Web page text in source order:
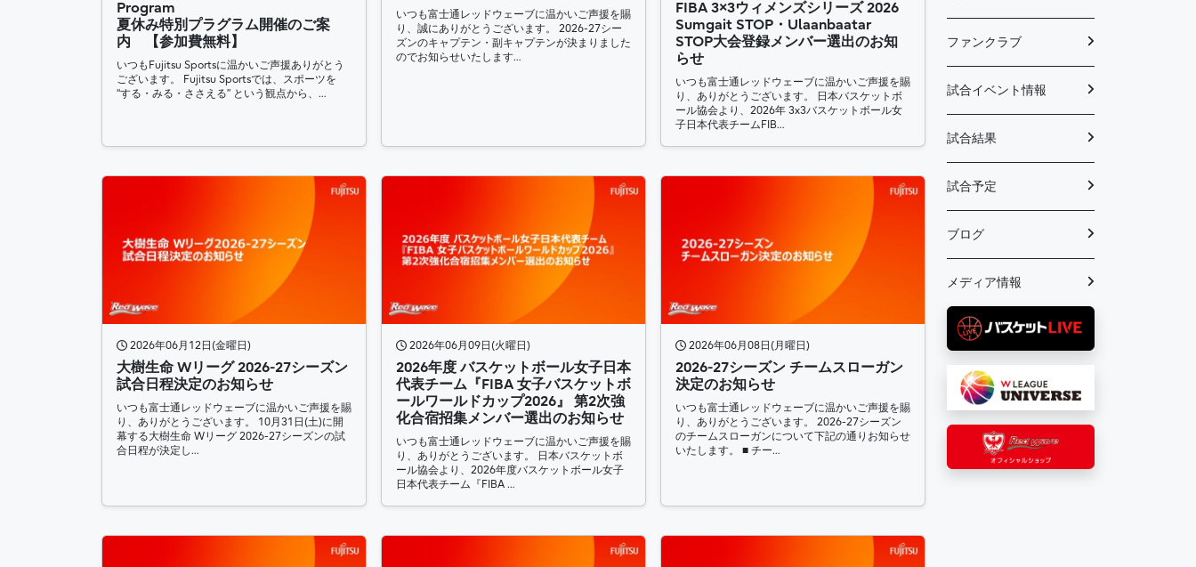
Program
夏休み特別プラグラム開催のご案
内 【参加費無料】
いつもFujitsu Sportsに温かいご声援ありがとう
ございます。 Fujitsu Sportsでは、スポーツを
“する・みる・ささえる” という観点から、…
いつも富士通レッドウェーブに温かいご声援を賜
り、誠にありがとうございます。 2026-27シー
ズンのキャプテン・副キャプテンが決まりました
のでお知らせいたします…
FIBA 3×3ウィメンズシリーズ 2026
Sumgait STOP・Ulaanbaatar
STOP大会登録メンバー選出のお知
らせ
いつも富士通レッドウェーブに温かいご声援を賜
り、ありがとうございます。 日本バスケットボ
ール協会より、2026年 3x3バスケットボール女
子日本代表チームFIB…
2026年06月12日(金曜日)
大樹生命 Wリーグ 2026-27シーズン
試合日程決定のお知らせ
いつも富士通レッドウェーブに温かいご声援を賜
り、ありがとうございます。 10月31日(土)に開
幕する大樹生命 Wリーグ 2026-27シーズンの試
合日程が決定し…
2026年06月09日(火曜日)
2026年度 バスケットボール女子日本
代表チーム『FIBA 女子バスケットボ
ールワールドカップ2026』 第2次強
化合宿招集メンバー選出のお知らせ
いつも富士通レッドウェーブに温かいご声援を賜
り、ありがとうございます。 日本バスケットボ
ール協会より、2026年度バスケットボール女子
日本代表チーム『FIBA …
2026年06月08日(月曜日)
2026-27シーズン チームスローガン
決定のお知らせ
いつも富士通レッドウェーブに温かいご声援を賜
り、ありがとうございます。 2026-27シーズン
のチームスローガンについて下記の通りお知らせ
いたします。 ■ チー…
ファンクラブ
試合イベント情報
試合結果
試合予定
ブログ
メディア情報